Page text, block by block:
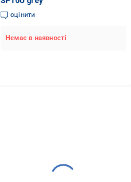
оцінити
Немає в наявності